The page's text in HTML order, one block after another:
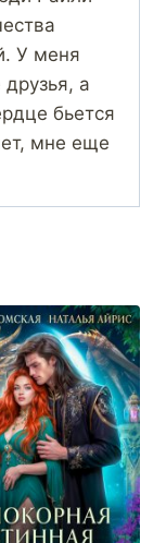
У меня
а
бьется
мне еще